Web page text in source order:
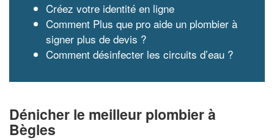
Créez votre identité en ligne
Comment Plus que pro aide un plombier à
signer plus de devis ?
Comment désinfecter les circuits d’eau ?
Dénicher le meilleur plombier à
Bègles